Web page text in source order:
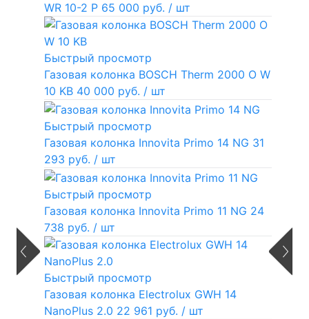
WR 10-2 P 65 000 руб. / шт
Быстрый просмотр
Газовая колонка BOSCH Therm 2000 O W
10 KB 40 000 руб. / шт
Быстрый просмотр
Газовая колонка Innovita Primo 14 NG 31
293 руб. / шт
Быстрый просмотр
Газовая колонка Innovita Primo 11 NG 24
738 руб. / шт
Быстрый просмотр
Газовая колонка Electrolux GWH 14
NanoPlus 2.0 22 961 руб. / шт